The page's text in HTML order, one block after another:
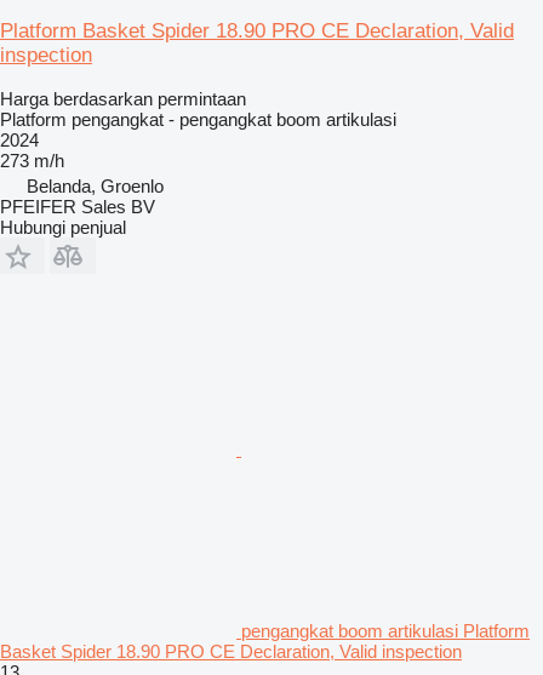
Platform Basket Spider 18.90 PRO CE Declaration, Valid
inspection
Harga berdasarkan permintaan
Platform pengangkat - pengangkat boom artikulasi
2024
273 m/h
Belanda, Groenlo
PFEIFER Sales BV
Hubungi penjual
pengangkat boom artikulasi Platform
Basket Spider 18.90 PRO CE Declaration, Valid inspection